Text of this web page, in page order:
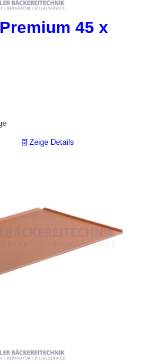
45 x
Zeige Details